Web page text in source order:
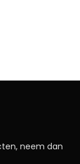
neem dan